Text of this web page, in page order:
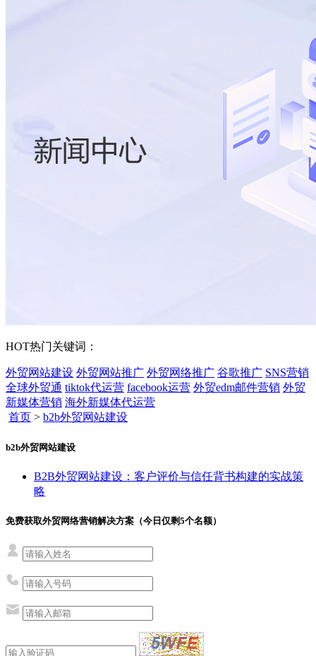
HOT热门关键词：
外贸网站建设 外贸网站推广 外贸网络推广 谷歌推广 SNS营销
全球外贸通 tiktok代运营 facebook运营 外贸edm邮件营销 外贸
新媒体营销 海外新媒体代运营
首页 > b2b外贸网站建设
b2b外贸网站建设
B2B外贸网站建设：客户评价与信任背书构建的实战策
略
免费获取外贸网络营销解决方案（今日仅剩5个名额）